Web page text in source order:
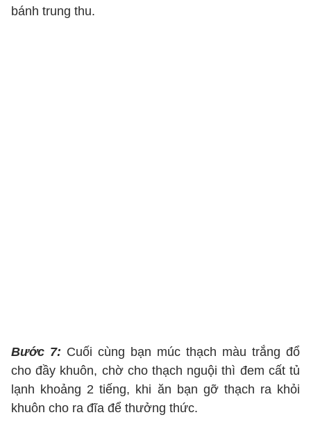
bánh trung thu.
Bước 7: Cuối cùng bạn múc thạch màu trắng đổ
cho đầy khuôn, chờ cho thạch nguội thì đem cất tủ
lạnh khoảng 2 tiếng, khi ăn bạn gỡ thạch ra khỏi
khuôn cho ra đĩa để thưởng thức.